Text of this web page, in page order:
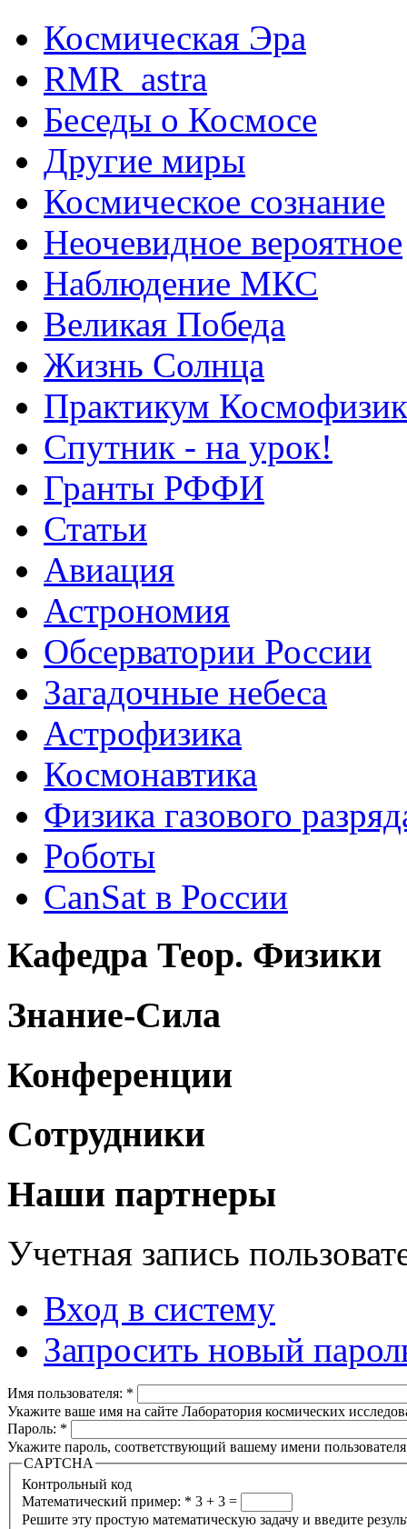
Космическая Эра
RMR_astra
Беседы о Космосе
Другие миры
Космическое сознание
Неочевидное вероятное
Наблюдение МКС
Великая Победа
Жизнь Солнца
Практикум
Спутник - на урок!
Гранты РФФИ
Статьи
Авиация
Астрономия
Обсерватории России
Загадочные небеса
Астрофизика
Космонавтика
Физика газового
Роботы
CanSat в России
Кафедра Теор. Физики
Знание-Сила
Конференции
Сотрудники
Наши партнеры
Учетная запись
Вход в систему
Запросить новый
Имя пользователя: *
Укажите ваше имя на сайте Лаборатория космических
Пароль: *
Укажите пароль, соответствующий вашему имени
CAPTCHA
Контрольный код
Математический пример: * 3 + 3 =
Решите эту простую математическую задачу и введите